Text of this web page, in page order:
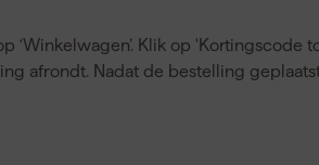
‘Winkelwagen’. Klik op 'Kortingscode
afrondt. Nadat de bestelling